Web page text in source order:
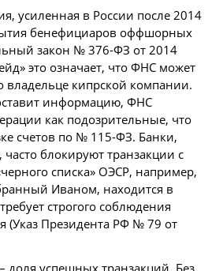
усиленная в России после 2014
бенефициаров оффшорных
закон № 376-ФЗ от 2014
это означает, что ФНС может
владельце кипрской компании.
информацию, ФНС
как подозрительные, что
счетов по № 115-ФЗ. Банки,
часто блокируют транзакции с
списка» ОЭСР, например,
Иваном, находится в
строгого соблюдения
(Указ Президента РФ № 79 от